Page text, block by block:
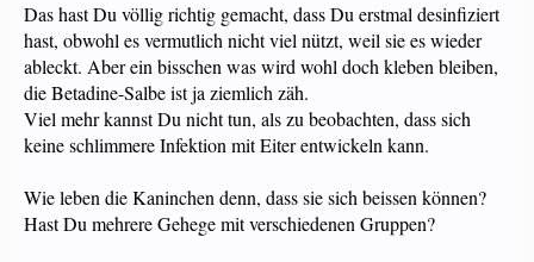
Das hast Du völlig richtig gemacht, dass Du erstmal desinfiziert
hast, obwohl es vermutlich nicht viel nützt, weil sie es wieder
ableckt. Aber ein bisschen was wird wohl doch kleben bleiben,
die Betadine-Salbe ist ja ziemlich zäh.
Viel mehr kannst Du nicht tun, als zu beobachten, dass sich
keine schlimmere Infektion mit Eiter entwickeln kann.
Wie leben die Kaninchen denn, dass sie sich beissen können?
Hast Du mehrere Gehege mit verschiedenen Gruppen?